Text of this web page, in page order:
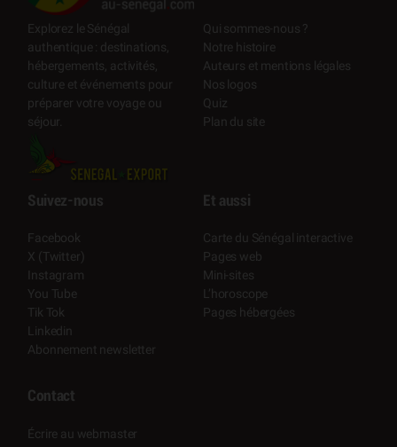
Explorez le Sénégal
authentique : destinations,
hébergements, activités,
culture et événements pour
préparer votre voyage ou
séjour.
Qui sommes-nous ?
Notre histoire
Auteurs et mentions légales
Nos logos
Quiz
Plan du site
Suivez-nous
Facebook
X (Twitter)
Instagram
You Tube
Tik Tok
Linkedin
Abonnement newsletter
Et aussi
Carte du Sénégal interactive
Pages web
Mini-sites
L’horoscope
Pages hébergées
Contact
Écrire au webmaster